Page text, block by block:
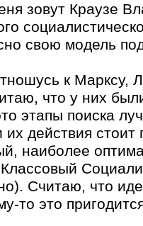
зовут Краузе
свою модель
к Марксу,
что у них
этапы поиска
их действия
наиболее
Классовый
Считаю, что
то это